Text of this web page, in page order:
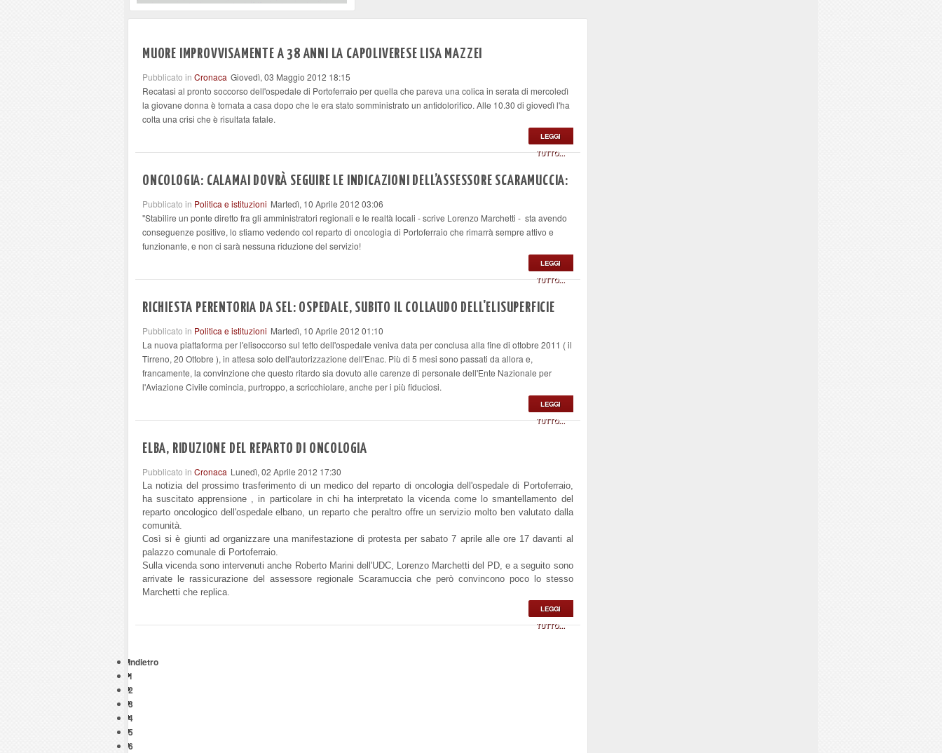
MUORE IMPROVVISAMENTE A 38 ANNI LA CAPOLIVERESE LISA MAZZEI
Pubblicato in Cronaca Giovedì, 03 Maggio 2012 18:15
Recatasi al pronto soccorso dell'ospedale di Portoferraio per quella che pareva una colica in serata di mercoledì
la giovane donna è tornata a casa dopo che le era stato somministrato un antidolorifico. Alle 10.30 di giovedì l'ha
colta una crisi che è risultata fatale.
LEGGI
TUTTO...
ONCOLOGIA: CALAMAI DOVRÀ SEGUIRE LE INDICAZIONI DELL’ASSESSORE SCARAMUCCIA:
Pubblicato in Politica e istituzioni Martedì, 10 Aprile 2012 03:06
"Stabilire un ponte diretto fra gli amministratori regionali e le realtà locali - scrive Lorenzo Marchetti - sta avendo
conseguenze positive, lo stiamo vedendo col reparto di oncologia di Portoferraio che rimarrà sempre attivo e
funzionante, e non ci sarà nessuna riduzione del servizio!
LEGGI
TUTTO...
RICHIESTA PERENTORIA DA SEL: OSPEDALE, SUBITO IL COLLAUDO DELL'ELISUPERFICIE
Pubblicato in Politica e istituzioni Martedì, 10 Aprile 2012 01:10
La nuova piattaforma per l'elisoccorso sul tetto dell'ospedale veniva data per conclusa alla fine di ottobre 2011 ( il
Tirreno, 20 Ottobre ), in attesa solo dell'autorizzazione dell'Enac. Più di 5 mesi sono passati da allora e,
francamente, la convinzione che questo ritardo sia dovuto alle carenze di personale dell'Ente Nazionale per
l'Aviazione Civile comincia, purtroppo, a scricchiolare, anche per i più fiduciosi.
LEGGI
TUTTO...
ELBA, RIDUZIONE DEL REPARTO DI ONCOLOGIA
Pubblicato in Cronaca Lunedì, 02 Aprile 2012 17:30
La notizia del prossimo trasferimento di un medico del reparto di oncologia dell'ospedale di Portoferraio,
ha suscitato apprensione , in particolare in chi ha interpretato la vicenda come lo smantellamento del
reparto oncologico dell'ospedale elbano, un reparto che peraltro offre un servizio molto ben valutato dalla
comunità.
Così si è giunti ad organizzare una manifestazione di protesta per sabato 7 aprile alle ore 17 davanti al
palazzo comunale di Portoferraio.
Sulla vicenda sono intervenuti anche Roberto Marini dell'UDC, Lorenzo Marchetti del PD, e a seguito sono
arrivate le rassicurazione del assessore regionale Scaramuccia che però convincono poco lo stesso
Marchetti che replica.
LEGGI
TUTTO...
Indietro
1
2
3
4
5
6